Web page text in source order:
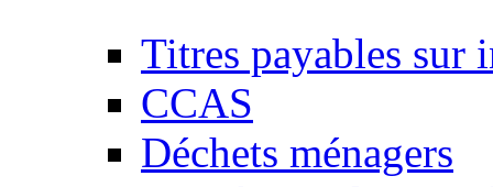
Titres payables sur
CCAS
Déchets ménagers